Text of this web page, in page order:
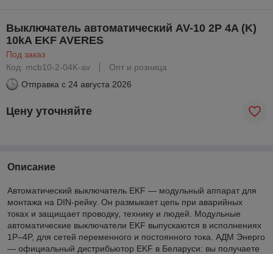
Выключатель автоматический AV-10 2P 4A (K)
10kA EKF AVERES
Под заказ
Код: mcb10-2-04K-av
Опт и розница
Отправка с 24 августа 2026
Цену уточняйте
Описание
Автоматический выключатель EKF — модульный аппарат для
монтажа на DIN-рейку. Он размыкает цепь при аварийных
токах и защищает проводку, технику и людей. Модульные
автоматические выключатели EKF выпускаются в исполнениях
1P–4P, для сетей переменного и постоянного тока. АДМ Энерго
— официальный дистрибьютор EKF в Беларуси: вы получаете